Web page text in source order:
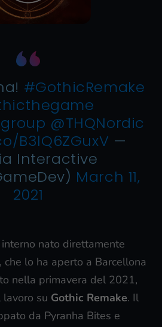
#GothicRemake
@THQNordic
B3lQ6ZGuxV —
Interactive
March 11,
2021
nato direttamente
che lo ha aperto a Barcellona
nella primavera del 2021,
su Gothic Remake. Il
da Pyranha Bites e